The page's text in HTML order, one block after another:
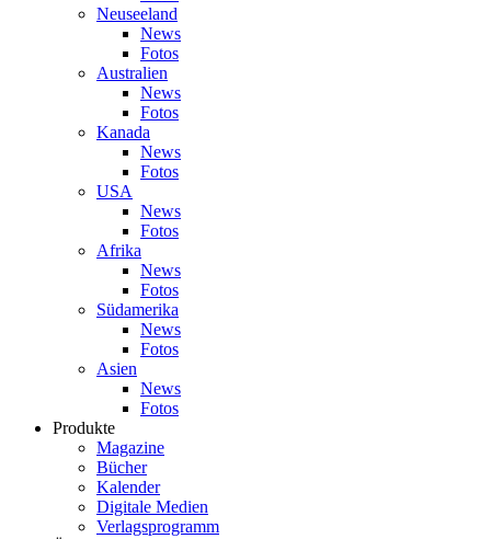
Neuseeland
News
Fotos
Australien
News
Fotos
Kanada
News
Fotos
USA
News
Fotos
Afrika
News
Fotos
Südamerika
News
Fotos
Asien
News
Fotos
Produkte
Magazine
Bücher
Kalender
Digitale Medien
Verlagsprogramm